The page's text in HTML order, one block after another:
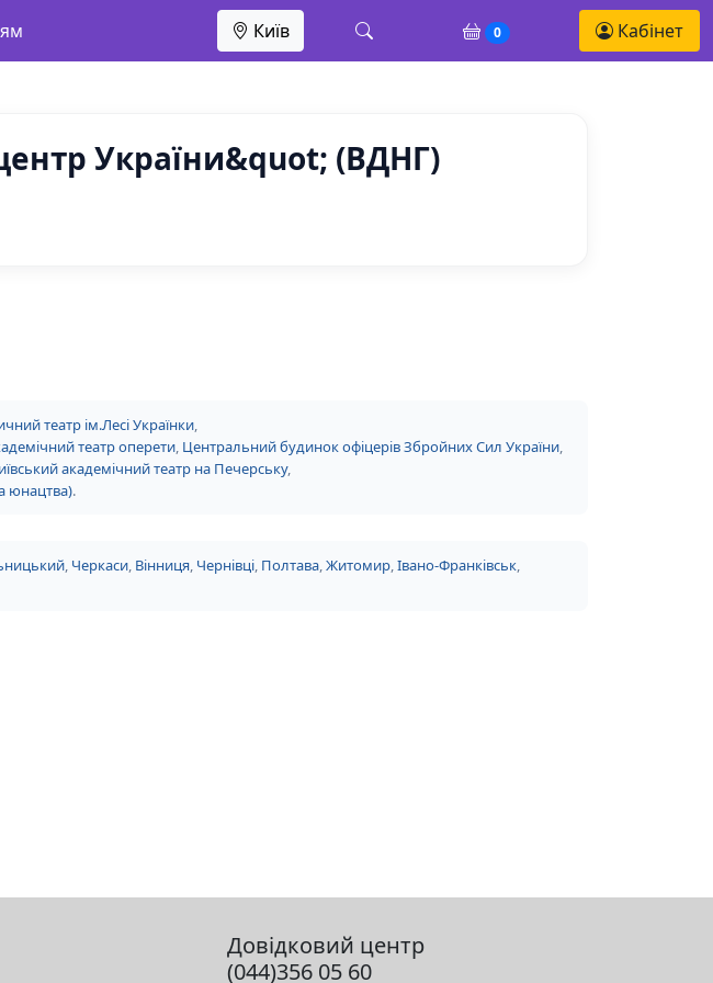
Київ 0 Кабінет
України&quot; (ВДНГ)
театр ім.Лесі Українки,
театр оперети, Центральний будинок офіцерів Збройних Сил України,
академічний театр на Печерську,
юнацтва).
, Черкаси, Вінниця, Чернівці, Полтава,Житомир,Івано-Франківськ,
Довідковий центр
(044)356 05 60